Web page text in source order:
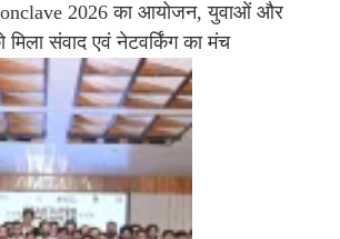
2026 का आयोजन, युवाओं और
मिला संवाद एवं नेटवर्किंग का मंच